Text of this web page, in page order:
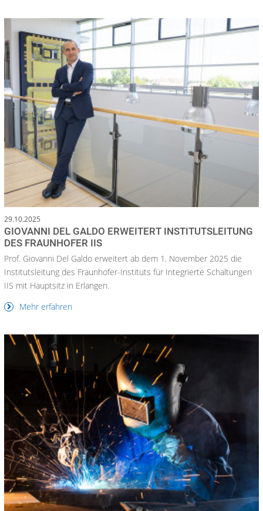
29.10.2025
GIOVANNI DEL GALDO ERWEITERT INSTITUTSLEITUNG
DES FRAUNHOFER IIS
Prof. Giovanni Del Galdo erweitert ab dem 1. November 2025 die
Institutsleitung des Fraunhofer-Instituts für Integrierte Schaltungen
IIS mit Hauptsitz in Erlangen.
Mehr erfahren